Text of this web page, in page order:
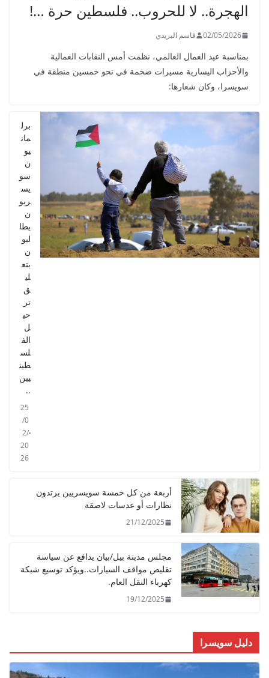
الهجرة.. لا للحروب.. فلسطين حرة …!
02/05/2026 قاسم البريدي
بمناسبة عيد العمال العالمي، نظمت أمس النقابات العمالية
والأحزاب اليسارية مسيرات ضخمة في نحو خمسين منطقة في
سويسرا، وكان شعارها:
برل
مان
يو
ن
سو
يس
ريو
ن
يطا
لبو
ن
بتع
لي
ق
تر
حي
ل
الف
لس
طين
يين
..
25
/0
2/
20
26
أربعة من كل خمسة سويسريين يرتدون
نظارات أو عدسات لاصقة
21/12/2025
مجلس مدينة بيل/بيان يدافع عن سياسة
تقليص مواقف السيارات..ويؤكد توسيع شبكة
كهرباء النقل العام.
19/12/2025
دليل سويسرا